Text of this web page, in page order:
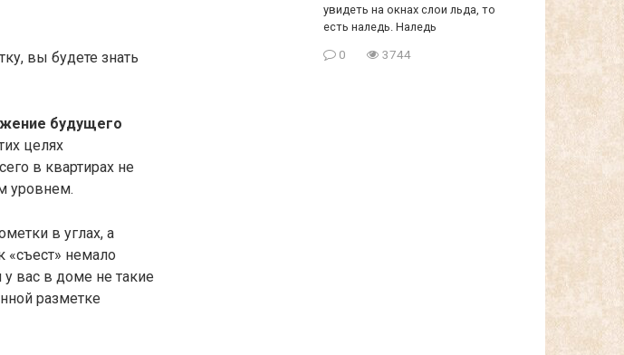
вы будете знать
будущего
целях
в квартирах не
уровнем.
в углах, а
«съест» немало
у вас в доме не такие
разметке
увидеть на окнах слои льда, то
есть наледь. Наледь
0 3744